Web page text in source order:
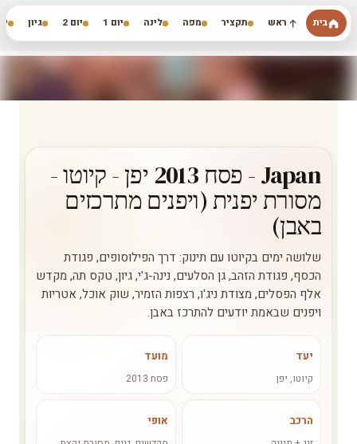
דילוג לתוכן הראשי
השלום לב-ארים רואים עולם בית ראש תקציר מפה לינה יום 1 יום 2 גיון
Japan - פסח 2013 יפן - קיוטו -
מסורת יפנית (ויפנים מתרכזים
באבן)
שלושה ימים בקיוטו עם תינוק: דרך הפילוסופים, פגודת
הכסף, פגודת הזהב, גן הסלעים, נינה-ג'י, גיון, טקס תה, מקדש
אלף הפסלים, מצודת ניג'ו, רצפות הזמיר, שוק אוכל, אטריות
ויפנים שבאמת יודעים להתרכז באבן.
יעד
קיוטו, יפן
מועד
פסח 2013
הרכב אופי